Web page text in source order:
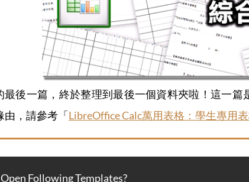
最後一篇，終於整理到最後一個資料夾啦！這一篇
由，請參考「LibreOffice Calc萬用表格：學生專用
Following Templates?